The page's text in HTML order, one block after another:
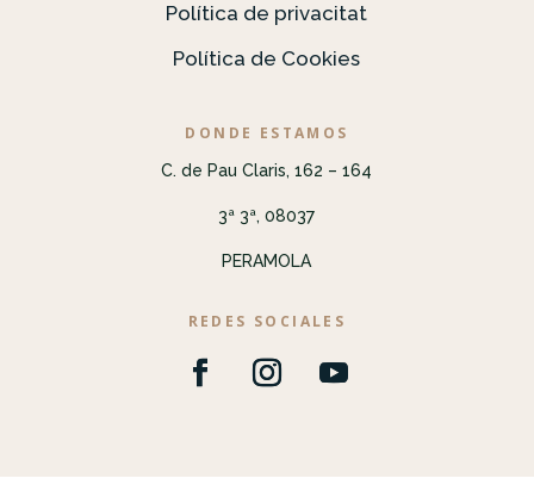
Política de privacitat
Política de Cookies
DONDE ESTAMOS
C. de Pau Claris, 162 – 164
3ª 3ª, 08037
PERAMOLA
REDES SOCIALES